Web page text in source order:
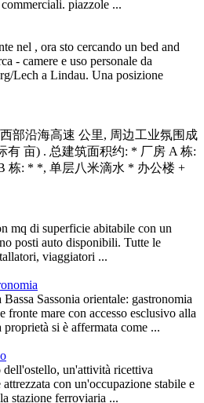
piazzole ...
nel , ora sto cercando un bed and
- camere e uso personale da
Lech a Lindau. Una posizione
部沿海高速 公里, 周边工业氛围成
有 亩) . 总建筑面积约: * 厂房 A 栋:
栋: * *, 单层八米滴水 * 办公楼 +
mq di superficie abitabile con un
posti auto disponibili. Tutte le
viaggiatori ...
Sassonia orientale: gastronomia
fronte mare con accesso esclusivo alla
si è affermata come ...
un'attività ricettiva
con un'occupazione stabile e
stazione ferroviaria ...